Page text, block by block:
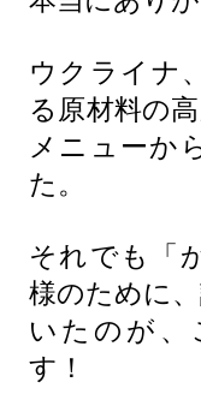
ウクライナ
る原材料の
メニューか
た。
それでも「
様のために
いたのが、
す！